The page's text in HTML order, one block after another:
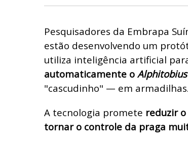
Pesquisadores da Embrapa
estão desenvolvendo um
utiliza inteligência artificial
automaticamente o
"cascudinho" — em armadilhas.
A tecnologia promete reduzir
tornar o controle da praga